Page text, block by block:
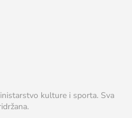
kulture i sporta. Sva